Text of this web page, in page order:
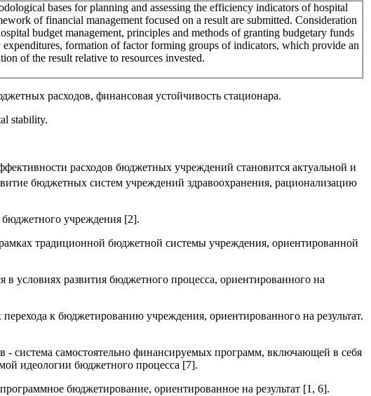
bases for planning and assessing the efficiency indicators of hospital
of financial management focused on a result are submitted. Consideration
budget management, principles and methods of granting budgetary funds
expenditures, formation of factor forming groups of indicators, which provide an
of the result relative to resources invested.
расходов, финансовая устойчивость стационара.
stability.
расходов бюджетных учреждений становится актуальной и
бюджетных систем учреждений здравоохранения, рационализацию
бюджетного учреждения [2].
традиционной бюджетной системы учреждения, ориентированной
в условиях развития бюджетного процесса, ориентированного на
к бюджетированию учреждения, ориентированного на результат.
- система самостоятельно финансируемых программ, включающей в себя
идеологии бюджетного процесса [7].
бюджетирование, ориентированное на результат [1, 6].